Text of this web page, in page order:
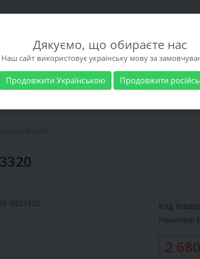
25-3823320
Код
Наличие:
2
Дякуємо, що обираєте нас
Наш сайт використовує українську мову за
Продовжити Українською Продовжити